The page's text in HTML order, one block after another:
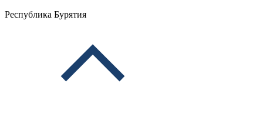
Республика Бурятия